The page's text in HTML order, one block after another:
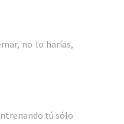
no lo harías,
tú sólo